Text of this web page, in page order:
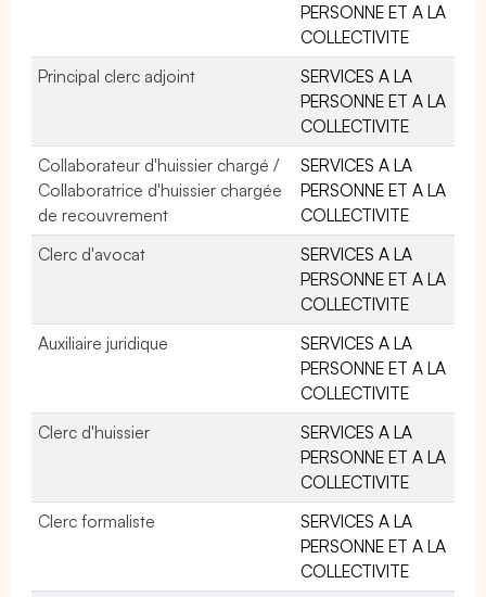
PERSONNE ET A LA
COLLECTIVITE
Principal clerc adjoint
SERVICES A LA
PERSONNE ET A LA
COLLECTIVITE
Collaborateur d'huissier chargé /
Collaboratrice d'huissier chargée
de recouvrement
SERVICES A LA
PERSONNE ET A LA
COLLECTIVITE
Clerc d'avocat
SERVICES A LA
PERSONNE ET A LA
COLLECTIVITE
Auxiliaire juridique
SERVICES A LA
PERSONNE ET A LA
COLLECTIVITE
Clerc d'huissier
SERVICES A LA
PERSONNE ET A LA
COLLECTIVITE
Clerc formaliste
SERVICES A LA
PERSONNE ET A LA
COLLECTIVITE